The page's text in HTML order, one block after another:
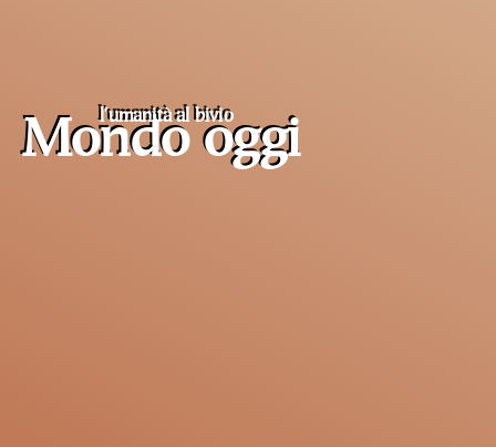
Mondo oggi
l'umanità albivio